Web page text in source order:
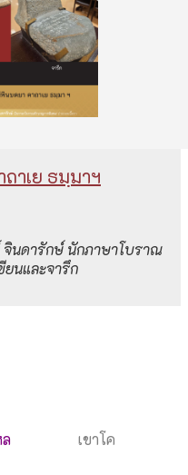
าเย ธมฺมาฯ
นดารักษ์ นักภาษาโบราณ
นและจารึก
เขาโค